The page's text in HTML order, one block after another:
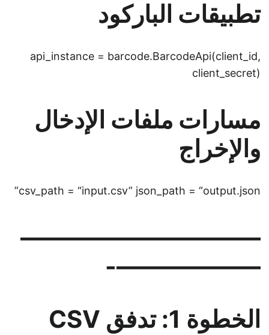
تطبيقات الباركود
api_instance = barcode.BarcodeApi(client_id,
client_secret)
مسارات ملفات الإدخال
والإخراج
csv_path = “input.csv” json_path = “output.json”
——————————
——————-
الخطوة 1: تدفق CSV